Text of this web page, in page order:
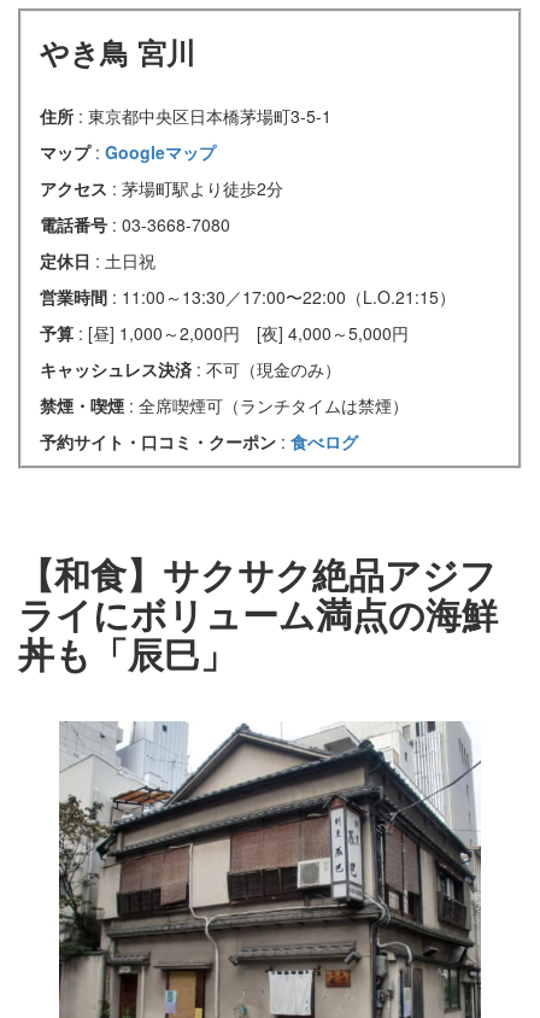
やき鳥 宮川
住所 : 東京都中央区日本橋茅場町3-5-1
マップ : Googleマップ
アクセス : 茅場町駅より徒歩2分
電話番号 : 03-3668-7080
定休日 : 土日祝
営業時間 : 11:00～13:30／17:00〜22:00（L.O.21:15）
予算 : [昼] 1,000～2,000円 [夜] 4,000～5,000円
キャッシュレス決済 : 不可（現金のみ）
禁煙・喫煙 : 全席喫煙可（ランチタイムは禁煙）
予約サイト・口コミ・クーポン : 食べログ
【和食】サクサク絶品アジフ
ライにボリューム満点の海鮮
丼も「辰巳」